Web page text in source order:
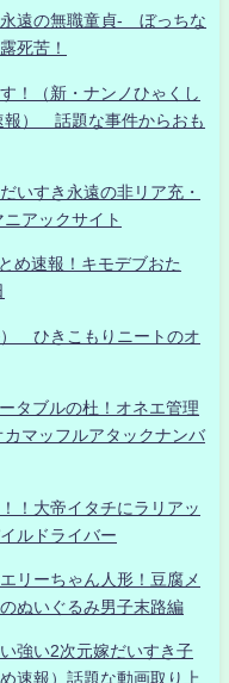
遠の無職童貞- ぼっちな
死苦！
！（新・ナンノひゃくし
報） 話題な事件からおも
いすき永遠の非リア充・
アックサイト
め速報！キモデブおた
） ひきこもりニートのオ
タブルの杜！オネエ管理
マッフルアタックナンバ
！大帝イタチにラリアッ
ルドライバー
リーちゃん人形！豆腐メ
ぬいぐるみ男子末路編
強い2次元嫁だいすき子
速報）話題な動画取り上